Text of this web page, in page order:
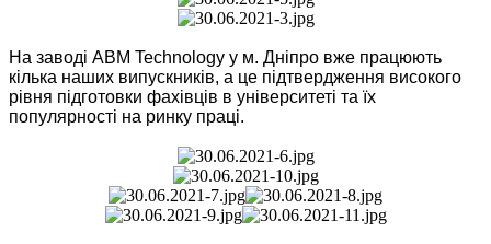
На заводі ABM Technology у м. Дніпро вже працюють
кілька наших випускників, а це підтвердження високого
рівня підготовки фахівців в університеті та їх
популярності на ринку праці.